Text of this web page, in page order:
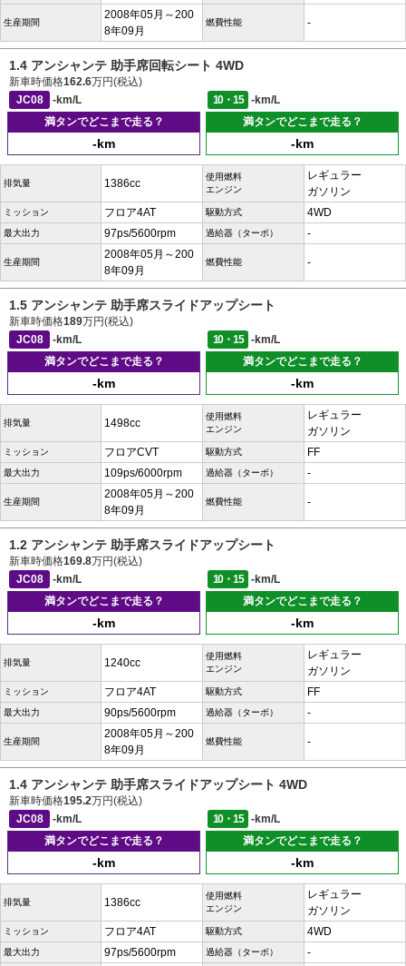
生産期間
2008年05月～200
8年09月
燃費性能 -
1.4 アンシャンテ 助手席回転シート 4WD
新車時価格162.6万円(税込)
JC08
-km/L 10・15
-km/L
満タンでどこまで走る？
-km
満タンでどこまで走る？
-km
排気量 1386cc
使用燃料
エンジン
レギュラー
ガソリン
ミッション フロア4AT 駆動方式 4WD
最大出力 97ps/5600rpm 過給器（ターボ） -
生産期間
2008年05月～200
8年09月
燃費性能 -
1.5 アンシャンテ 助手席スライドアップシート
新車時価格189万円(税込)
JC08
-km/L 10・15
-km/L
満タンでどこまで走る？
-km
満タンでどこまで走る？
-km
排気量 1498cc
使用燃料
エンジン
レギュラー
ガソリン
ミッション フロアCVT 駆動方式 FF
最大出力 109ps/6000rpm 過給器（ターボ） -
生産期間
2008年05月～200
8年09月
燃費性能 -
1.2 アンシャンテ 助手席スライドアップシート
新車時価格169.8万円(税込)
JC08
-km/L 10・15
-km/L
満タンでどこまで走る？
-km
満タンでどこまで走る？
-km
排気量 1240cc
使用燃料
エンジン
レギュラー
ガソリン
ミッション フロア4AT 駆動方式 FF
最大出力 90ps/5600rpm 過給器（ターボ） -
生産期間
2008年05月～200
8年09月
燃費性能 -
1.4 アンシャンテ 助手席スライドアップシート 4WD
新車時価格195.2万円(税込)
JC08
-km/L 10・15
-km/L
満タンでどこまで走る？
-km
満タンでどこまで走る？
-km
排気量 1386cc
使用燃料
エンジン
レギュラー
ガソリン
ミッション フロア4AT 駆動方式 4WD
最大出力 97ps/5600rpm 過給器（ターボ） -